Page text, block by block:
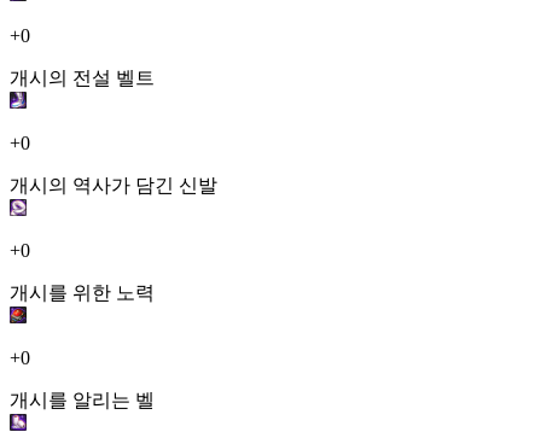
+0
개시의 전설 벨트
+0
개시의 역사가 담긴 신발
+0
개시를 위한 노력
+0
개시를 알리는 벨